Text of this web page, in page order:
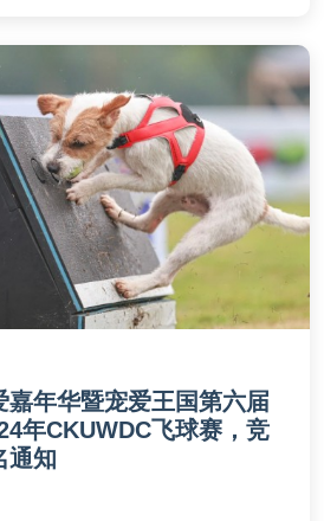
嘉年华暨宠爱王国第六届
年CKUWDC飞球赛，竞
通知